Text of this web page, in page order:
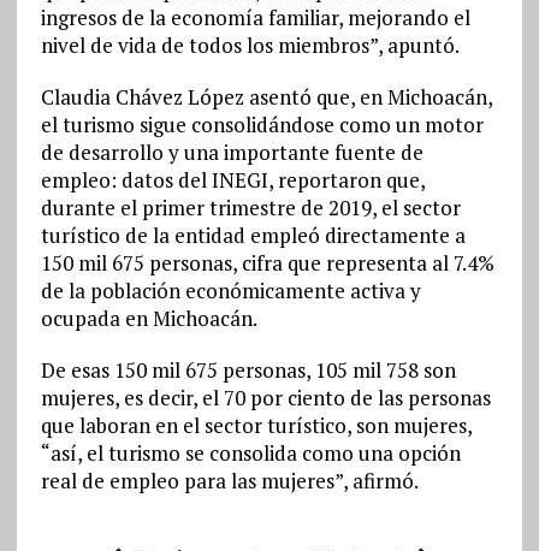
ingresos de la economía familiar, mejorando el
nivel de vida de todos los miembros”, apuntó.
Claudia Chávez López asentó que, en Michoacán,
el turismo sigue consolidándose como un motor
de desarrollo y una importante fuente de
empleo: datos del INEGI, reportaron que,
durante el primer trimestre de 2019, el sector
turístico de la entidad empleó directamente a
150 mil 675 personas, cifra que representa al 7.4%
de la población económicamente activa y
ocupada en Michoacán.
De esas 150 mil 675 personas, 105 mil 758 son
mujeres, es decir, el 70 por ciento de las personas
que laboran en el sector turístico, son mujeres,
“así, el turismo se consolida como una opción
real de empleo para las mujeres”, afirmó.